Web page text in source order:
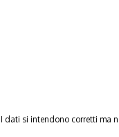
I dati si intendono corretti ma